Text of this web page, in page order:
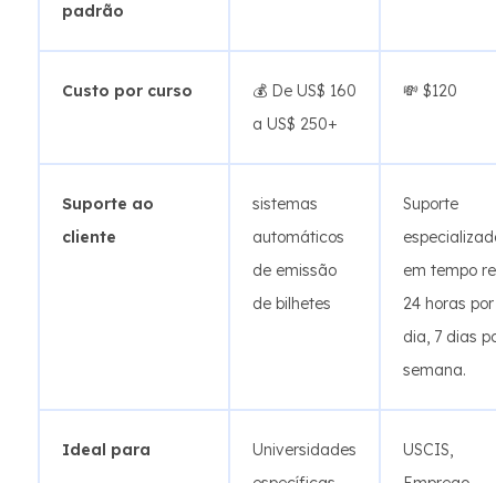
padrão
Custo por curso
💰 De US$ 160
a US$ 250+
💸 $120
Suporte ao
cliente
sistemas
automáticos
de emissão
de bilhetes
Suporte
em tempo
24 horas por
dia, 7 dias
semana.
Ideal para
Universidades
USCIS,